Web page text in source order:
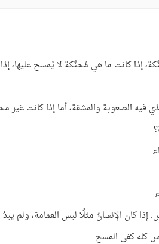
إذا كانت ما هي مُحنَّكة لا يُمسح عليها،
فيه الصعوبة والمشقة، أما إذا كانت
كان الإنسانُ مثلًا لبس العمامة، ولم
كله كفى المسح.